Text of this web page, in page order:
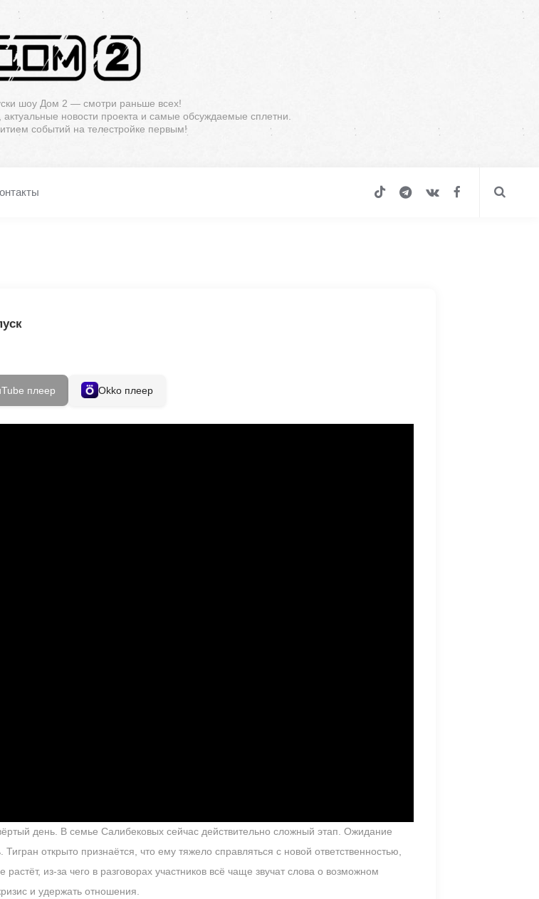
шоу Дом 2 — смотри раньше всех!
новости проекта и самые обсуждаемые сплетни.
событий на телестройке первым!
плеер Okko плеер
день. В семье Салибековых сейчас действительно сложный этап. Ожидание
открыто признаётся, что ему тяжело справляться с новой ответственностью,
из-за чего в разговорах участников всё чаще звучат слова о возможном
и удержать отношения.